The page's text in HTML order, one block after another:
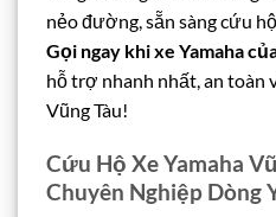
nẻo đường, sẵn sàng cứu
Gọi ngay khi xe Yamaha
hỗ trợ nhanh nhất, an toàn
Vũng Tàu!
Cứu Hộ Xe Yamaha
Chuyên Nghiệp Dòng